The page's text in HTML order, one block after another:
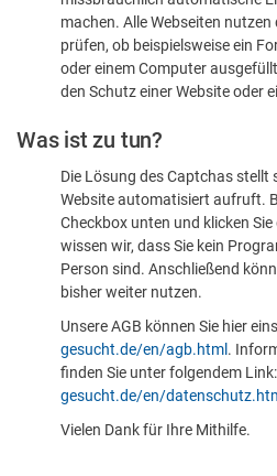
dass
sind
machen. Alle Webseiten
prüfen, ob beispielsweise ein
oder einem Computer
den Schutz einer Website oder
Was ist zu tun?
Die Lösung des Captchas stellt
Website automatisiert aufruft.
Checkbox unten und klicken
wissen wir, dass Sie kein
Person sind. Anschließend
bisher weiter nutzen.
Unsere AGB können Sie hier
gesucht.de/en/agb.html .
finden Sie unter folgendem Link:
gesucht.de/en/
Vielen Dank für Ihre Mithilfe.